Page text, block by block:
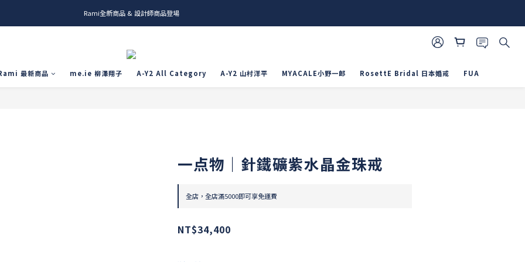
me.ie & A-Y2 新發售
Rami全新商品 & 設計師商品登場
最新商品 me.ie 柳澤翔子 A-Y2 All Category A-Y2 山村洋平 MYACALE小野一郎 RosettE Bridal 日本婚戒 FUA
一点物｜針鐵礦紫水晶金珠戒
全店，全店滿5000即可享免運費
NT$34,400